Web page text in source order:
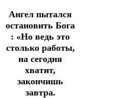
Ангел пытался
остановить Бога
: «Но ведь это
столько работы,
на сегoдня
хватит,
закончишь
завтра.